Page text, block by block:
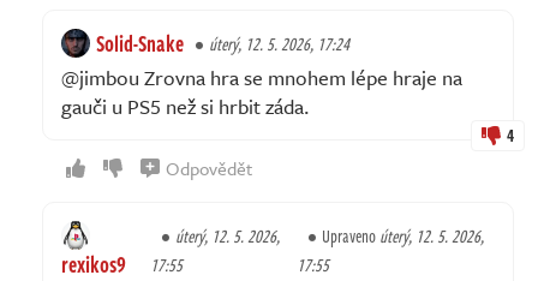
Solid-Snake úterý, 12. 5. 2026, 17:24
@jimbou Zrovna hra se mnohem lépe hraje na
gauči u PS5 než si hrbit záda.
4
Odpovědět
rexikos9
úterý, 12. 5. 2026,
17:55
Upravenoúterý, 12. 5. 2026,
17:55